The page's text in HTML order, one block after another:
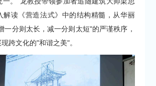
解读《营造法式》中的结构精髓，从华丽
一分则太长，减一分则太短"的严谨秩序，
跨文化的"和谐之美"。